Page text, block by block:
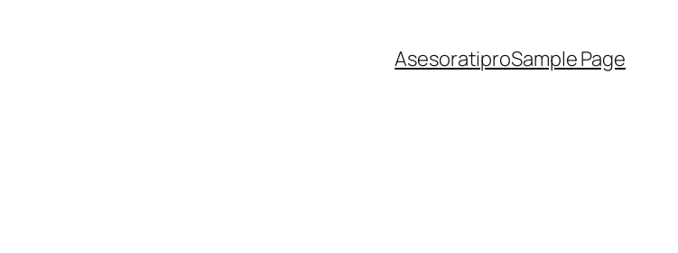
AsesoratiproSample Page